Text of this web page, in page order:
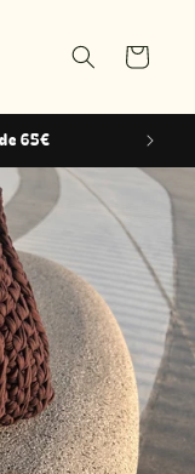
Panier
65€